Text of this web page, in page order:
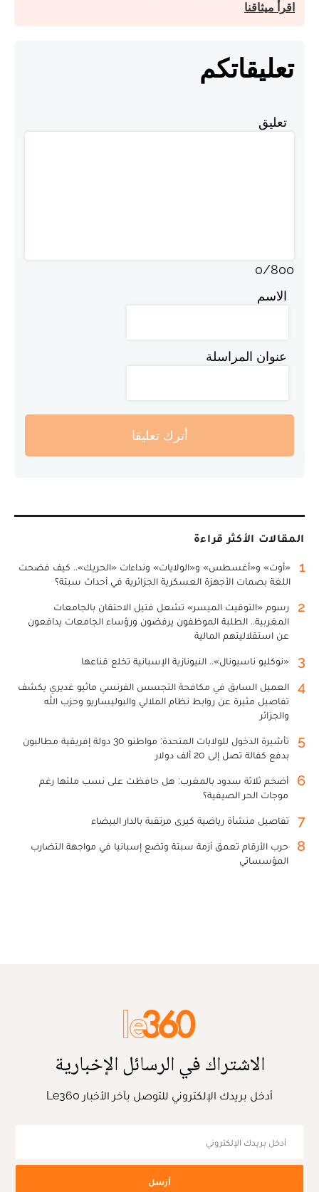
اقرأ ميثاقنا
تعليقاتكم
تعليق
0/800
الاسم
عنوان المراسلة
أترك تعليقا
المقالات الأكثر قراءة
1
«أوت» و«أغسطس» و«الولايات» ونداءات «الحريك».. كيف فضحت
اللغة بصمات الأجهزة العسكرية الجزائرية في أحداث سبتة؟
2
رسوم «التوقيت الميسر» تشعل فتيل الاحتقان بالجامعات
المغربية.. الطلبة الموظفون يرفضون ورؤساء الجامعات يدافعون
عن استقلاليتهم المالية
3 «نوكليو ناسيونال».. النيونازية الإسبانية تخلع قناعها
4
العميل السابق في مكافحة التجسس الفرنسي ماثيو غديري يكشف
تفاصيل مثيرة عن روابط نظام الملالي والبوليساريو وحزب الله
والجزائر
5
تأشيرة الدخول للولايات المتحدة: مواطنو 30 دولة إفريقية مطالبون
بدفع كفالة تصل إلى 20 ألف دولار
6
أضخم ثلاثة سدود بالمغرب: هل حافظت على نسب ملئها رغم
موجات الحر الصيفية؟
7 تفاصيل منشأة رياضية كبرى مرتقبة بالدار البيضاء
8
حرب الأرقام تعمق أزمة سبتة وتضع إسبانيا في مواجهة التضارب
المؤسساتي
الاشتراك في الرسائل الإخبارية
أدخل بريدك الإلكتروني للتوصل بآخر الأخبار Le360
أرسل